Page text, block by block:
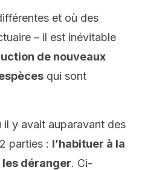
et où des
– il est inévitable
de nouveaux
qui sont
il y avait auparavant des
parties : l’habituer à la
les déranger. Ci-